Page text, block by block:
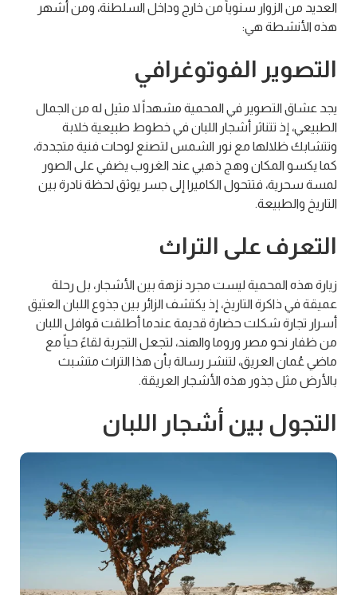
العديد من الزوار سنوياً من خارج وداخل السلطنة، ومن أشهر
هذه الأنشطة هي:
التصوير الفوتوغرافي
يجد عشاق التصوير في المحمية مشهداً لا مثيل له من الجمال
الطبيعي، إذ تتناثر أشجار اللبان في خطوط طبيعية خلابة
وتتشابك ظلالها مع نور الشمس لتصنع لوحات فنية متجددة،
كما يكسو المكان وهج ذهبي عند الغروب يضفي على الصور
لمسة سحرية، فتتحول الكاميرا إلى جسر يوثق لحظة نادرة بين
التاريخ والطبيعة.
التعرف على التراث
زيارة هذه المحمية ليست مجرد نزهة بين الأشجار، بل رحلة
عميقة في ذاكرة التاريخ، إذ يكتشف الزائر بين جذوع اللبان العتيق
أسرار تجارة شكلت حضارة قديمة عندما أطلقت قوافل اللبان
من ظفار نحو مصر وروما والهند، لتجعل التجربة لقاءً حياً مع
ماضي عُمان العريق، لتنشر رسالة بأن هذا التراث متشبث
بالأرض مثل جذور هذه الأشجار العريقة.
التجول بين أشجار اللبان